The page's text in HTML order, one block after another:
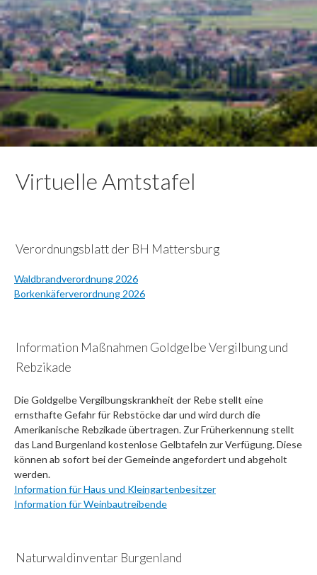
Virtuelle Amtstafel
Verordnungsblatt der BH Mattersburg
Waldbrandverordnung 2026
Borkenkäferverordnung 2026
Information Maßnahmen Goldgelbe Vergilbung und
Rebzikade
Die Goldgelbe Vergilbungskrankheit der Rebe stellt eine
ernsthafte Gefahr für Rebstöcke dar und wird durch die
Amerikanische Rebzikade übertragen. Zur Früherkennung stellt
das Land Burgenland kostenlose Gelbtafeln zur Verfügung. Diese
können ab sofort bei der Gemeinde angefordert und abgeholt
werden.
Information für Haus und Kleingartenbesitzer
Information für Weinbautreibende
Naturwaldinventar Burgenland